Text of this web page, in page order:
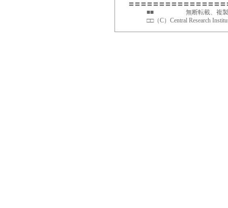
〓〓〓〓〓〓〓〓〓〓〓〓〓〓〓〓
■■ 無断転載、複製を固
□□（C）Central Research